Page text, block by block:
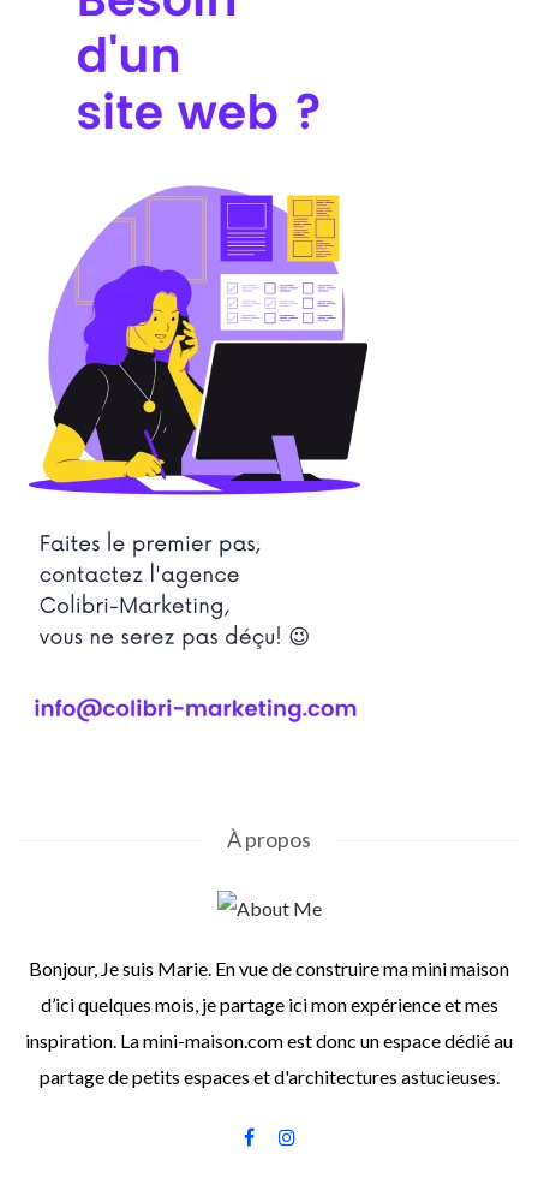
À propos
Bonjour, Je suis Marie. En vue de construire ma mini maison
d’ici quelques mois, je partage ici mon expérience et mes
inspiration. La mini-maison.com est donc un espace dédié au
partage de petits espaces et d'architectures astucieuses.